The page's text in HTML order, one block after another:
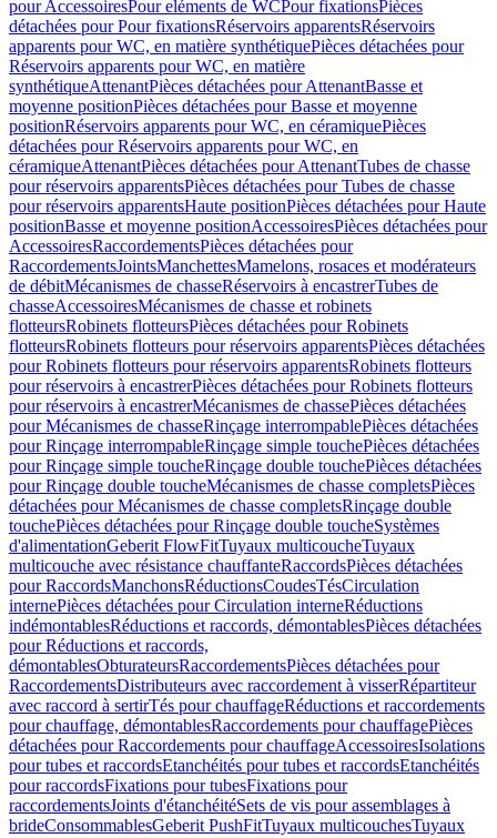
pour AccessoiresPour eléments de WCPour fixationsPièces
détachées pour Pour fixationsRéservoirs apparentsRéservoirs
apparents pour WC, en matière synthétiquePièces détachées pour
Réservoirs apparents pour WC, en matière
synthétiqueAttenantPièces détachées pour AttenantBasse et
moyenne positionPièces détachées pour Basse et moyenne
positionRéservoirs apparents pour WC, en céramiquePièces
détachées pour Réservoirs apparents pour WC, en
céramiqueAttenantPièces détachées pour AttenantTubes de chasse
pour réservoirs apparentsPièces détachées pour Tubes de chasse
pour réservoirs apparentsHaute positionPièces détachées pour Haute
positionBasse et moyenne positionAccessoiresPièces détachées pour
AccessoiresRaccordementsPièces détachées pour
RaccordementsJointsManchettesMamelons, rosaces et modérateurs
de débitMécanismes de chasseRéservoirs à encastrerTubes de
chasseAccessoiresMécanismes de chasse et robinets
flotteursRobinets flotteursPièces détachées pour Robinets
flotteursRobinets flotteurs pour réservoirs apparentsPièces détachées
pour Robinets flotteurs pour réservoirs apparentsRobinets flotteurs
pour réservoirs à encastrerPièces détachées pour Robinets flotteurs
pour réservoirs à encastrerMécanismes de chassePièces détachées
pour Mécanismes de chasseRinçage interrompablePièces détachées
pour Rinçage interrompableRinçage simple touchePièces détachées
pour Rinçage simple toucheRinçage double touchePièces détachées
pour Rinçage double toucheMécanismes de chasse completsPièces
détachées pour Mécanismes de chasse completsRinçage double
touchePièces détachées pour Rinçage double toucheSystèmes
d'alimentationGeberit FlowFitTuyaux multicoucheTuyaux
multicouche avec résistance chauffanteRaccordsPièces détachées
pour RaccordsManchonsRéductionsCoudesTésCirculation
internePièces détachées pour Circulation interneRéductions
indémontablesRéductions et raccords, démontablesPièces détachées
pour Réductions et raccords,
démontablesObturateursRaccordementsPièces détachées pour
RaccordementsDistributeurs avec raccordement à visserRépartiteur
avec raccord à sertirTés pour chauffageRéductions et raccordements
pour chauffage, démontablesRaccordements pour chauffagePièces
détachées pour Raccordements pour chauffageAccessoiresIsolations
pour tubes et raccordsEtanchéités pour tubes et raccordsEtanchéités
pour raccordsFixations pour tubesFixations pour
raccordementsJoints d'étanchéitéSets de vis pour assemblages à
brideConsommablesGeberit PushFitTuyaux multicouchesTuyaux